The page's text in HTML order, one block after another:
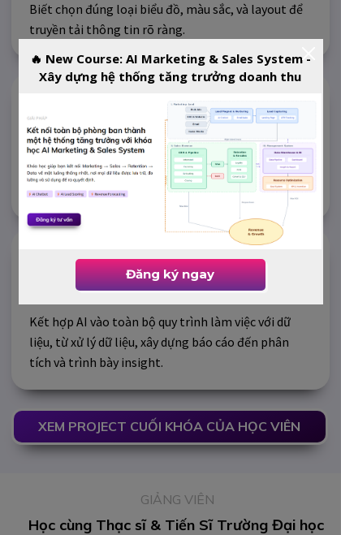
XEM PROJECT CUỐI KHÓA CỦA HỌC VIÊN
Biết chọn đúng loại biểu đồ, màu sắc, và layout để
truyền tải thông tin rõ ràng.
Nâng cao tư duy phân tích, Đọc số
& ra quyết định hiệu quả
Từ bảng số liệu rút ra insight có căn cứ, không còn
đoán mò hay phụ thuộc người khác.
Ứng dụng AI để tối ưu xử lý &
trực quan hóa dữ liệu
Kết hợp AI vào toàn bộ quy trình làm việc với dữ
liệu, từ xử lý dữ liệu, xây dựng báo cáo đến phân
tích và trình bày insight.
GIẢNG VIÊN
Học cùng Thạc sĩ & Tiến Sĩ Trường Đại học
🔥 New Course: AI Marketing & Sales System -
Xây dựng hệ thống tăng trưởng doanh thu
Đăng ký ngay